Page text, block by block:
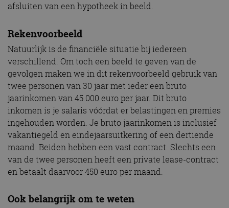
afsluiten van een hypotheek in beeld.
Rekenvoorbeeld
Natuurlijk is de financiële situatie bij iedereen
verschillend. Om toch een beeld te geven van de
gevolgen maken we in dit rekenvoorbeeld gebruik van
twee personen van 30 jaar met ieder een bruto
jaarinkomen van 45.000 euro per jaar. Dit bruto
inkomen is je salaris vóórdat er belastingen en premies
ingehouden worden. Je bruto jaarinkomen is inclusief
vakantiegeld en eindejaarsuitkering of een dertiende
maand. Beiden hebben een vast contract. Slechts een
van de twee personen heeft een private lease-contract
en betaalt daarvoor 450 euro per maand.
Ook belangrijk om te weten